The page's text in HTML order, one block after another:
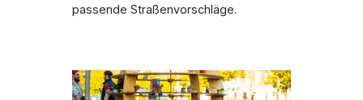
passende Straßenvorschläge.